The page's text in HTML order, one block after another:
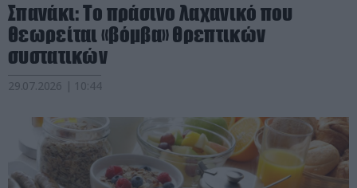
Σπανάκι: Το πράσινο λαχανικό που
θεωρείται «βόμβα» θρεπτικών
συστατικών
29.07.2026 | 10:44